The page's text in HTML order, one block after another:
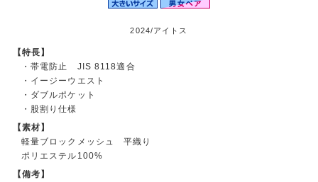
2024/アイトス
【特長】
・帯電防止 JIS 8118適合
・イージーウエスト
・ダブルポケット
・股割り仕様
【素材】
軽量ブロックメッシュ 平織り
ポリエステル100%
【備考】